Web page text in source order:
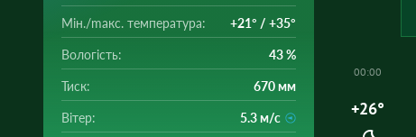
Мін./mакс. температура: +21° / +35°
Вологість: 43 %
Тиск: 670 мм
Вітер: 5.3 м/с
00:00
+26°